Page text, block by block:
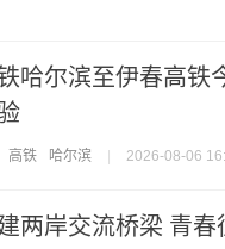
哈尔滨至伊春高铁
高铁 哈尔滨 2026-08-06
两岸交流桥梁 青春